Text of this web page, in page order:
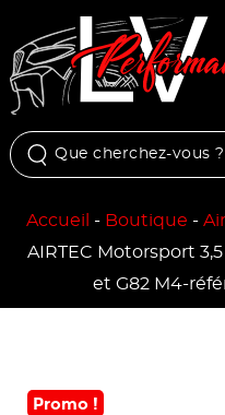
Accueil - Boutique -
AIRTEC Motorsport
et G82 M4-
Promo !